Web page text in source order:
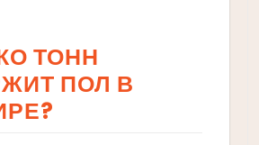
ТОНН
ПОЛ В